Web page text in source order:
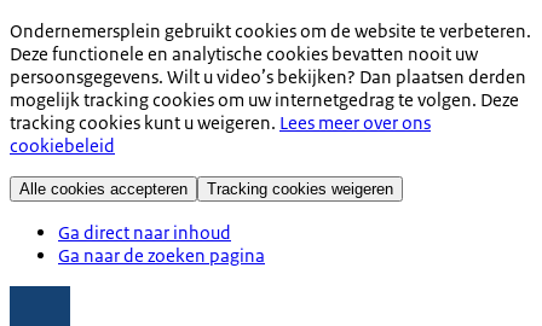
Ondernemersplein gebruikt cookies om de website te verbeteren.
Deze functionele en analytische cookies bevatten nooit uw
persoonsgegevens. Wilt u video’s bekijken? Dan plaatsen derden
mogelijk tracking cookies om uw internetgedrag te volgen. Deze
tracking cookies kunt u weigeren. Lees meer over ons
cookiebeleid
Alle cookies accepteren Tracking cookies weigeren
Ga direct naar inhoud
Ga naar de zoeken pagina